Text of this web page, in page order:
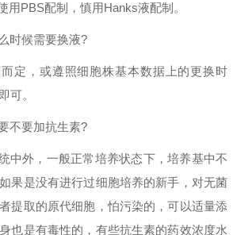
用PBS配制，慎用Hanks液配制。
时候需要换液?
定，或遵照细胞株基本数据上的更换时
可。
不要加抗生素?
中外，一般正常培养状态下，培养基中不
果是没有进行过细胞培养的新手，对无菌
提取的原代细胞，怕污染的，可以适量添
也是有毒性的，有些抗生素的药效浓度水